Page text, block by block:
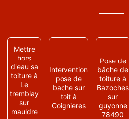
Mettre
hors
d'eau sa
toiture à
Le
tremblay
sur
mauldre
Intervention
pose de
bache sur
toit à
Coignieres
Pose de
bâche de
toiture à
Bazoches
sur
guyonne
78490